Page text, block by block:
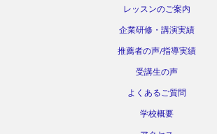
レッスンのご案内
企業研修・講演実績
推薦者の声/指導実績
受講生の声
よくあるご質問
学校概要